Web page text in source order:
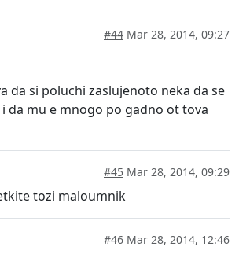
#44 Mar 28, 2014, 09:27
da si poluchi zaslujenoto neka da se
da mu e mnogo po gadno ot tova
#45 Mar 28, 2014, 09:29
tozi maloumnik
#46 Mar 28, 2014, 12:46